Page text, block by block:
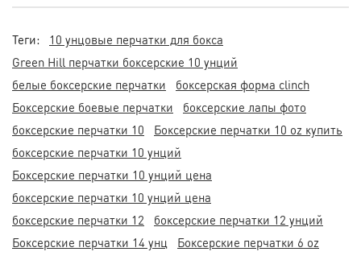
Теги:
10 унцовые перчатки для бокса
Green Hill перчатки боксерские 10 унций
белые боксерские перчатки
боксерская форма clinch
Боксерские боевые перчатки
боксерские лапы фото
боксерские перчатки 10
Боксерские перчатки 10 oz купить
боксерские перчатки 10 унций
Боксерские перчатки 10 унций цена
боксерские перчатки 10 унций цена
боксерские перчатки 12
боксерские перчатки 12 унций
Боксерские перчатки 14 унц
Боксерские перчатки 6 oz